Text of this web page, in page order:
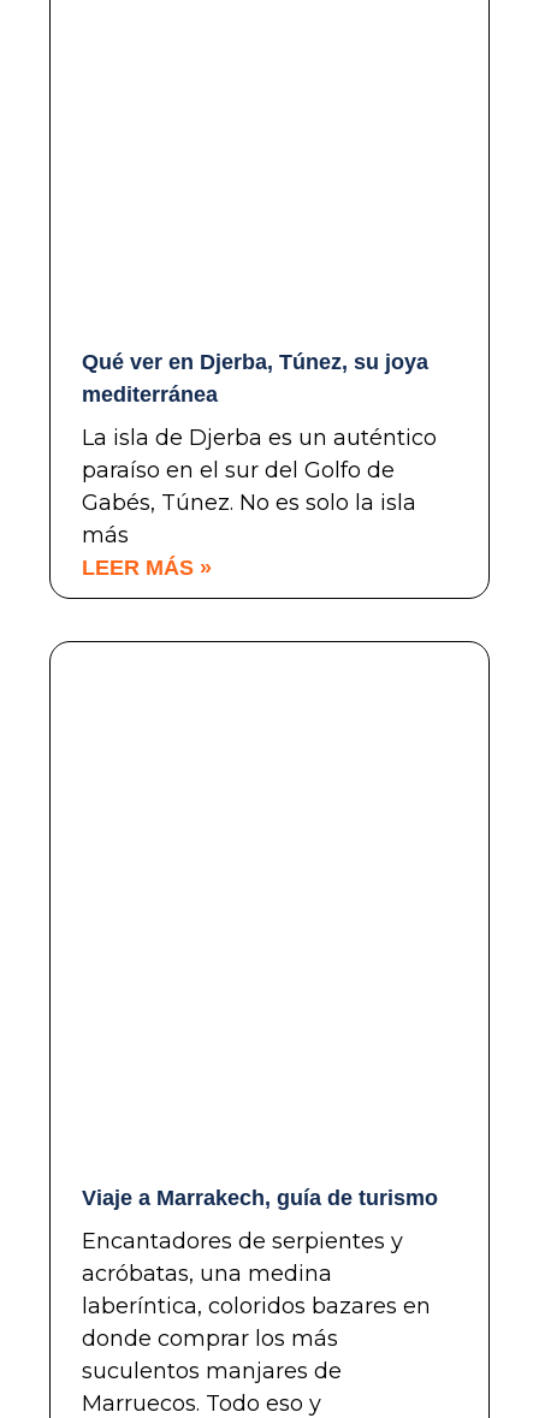
Qué ver en Djerba, Túnez, su joya
mediterránea
La isla de Djerba es un auténtico
paraíso en el sur del Golfo de
Gabés, Túnez. No es solo la isla
más
LEER MÁS »
Viaje a Marrakech, guía de turismo
Encantadores de serpientes y
acróbatas, una medina
laberíntica, coloridos bazares en
donde comprar los más
suculentos manjares de
Marruecos. Todo eso y